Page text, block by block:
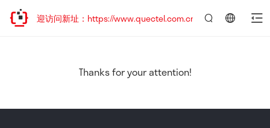
移，欢迎访问新址：https://www.quectel.com.cn
Thanks for your attention!